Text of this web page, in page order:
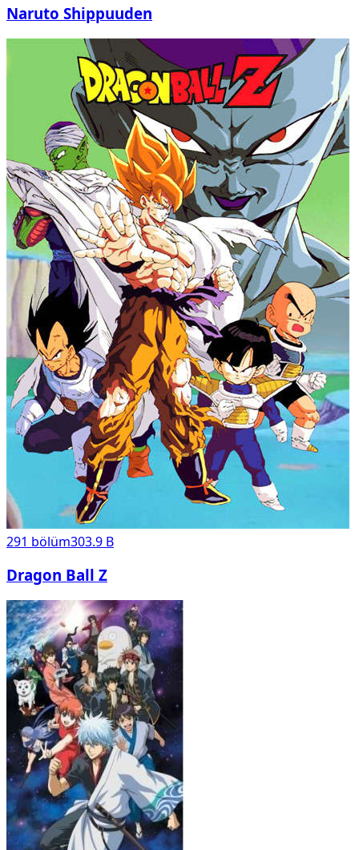
Naruto Shippuuden
291 bölüm303.9 B
Dragon Ball Z